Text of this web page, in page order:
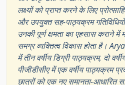
लक्ष्यों को प्राप्त करने के लिए
और उपयुक्त सह-पाठ्यक्रम
उनकी पूर्ण क्षमता का एहसास कराने
समग्र व्यक्तित्व विकास होता है।
में तीन वर्षीय डिग्री पाठ्यक्रम, दो
पीजीडीसीए में एक वर्षीय पाठ्यक्रम
छात्रों को एक नए समानता-आधारित